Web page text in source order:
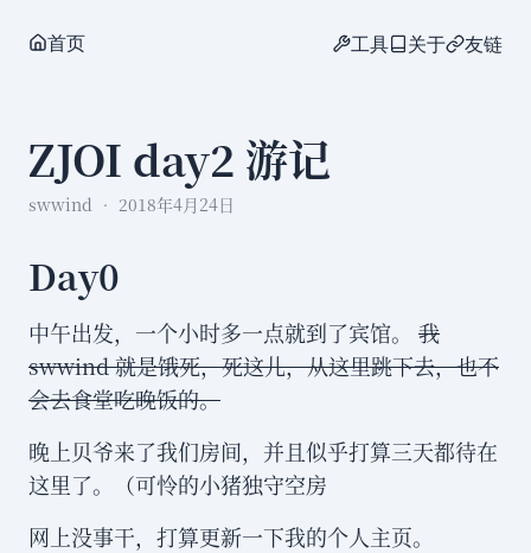
首页 工具 关于 友链
ZJOI day2 游记
swwind 2018年4月24日
Day0
中午出发，一个小时多一点就到了宾馆。 我
swwind 就是饿死，死这儿，从这里跳下去，也不
会去食堂吃晚饭的。
晚上贝爷来了我们房间，并且似乎打算三天都待在
这里了。（可怜的小猪独守空房
网上没事干，打算更新一下我的个人主页。